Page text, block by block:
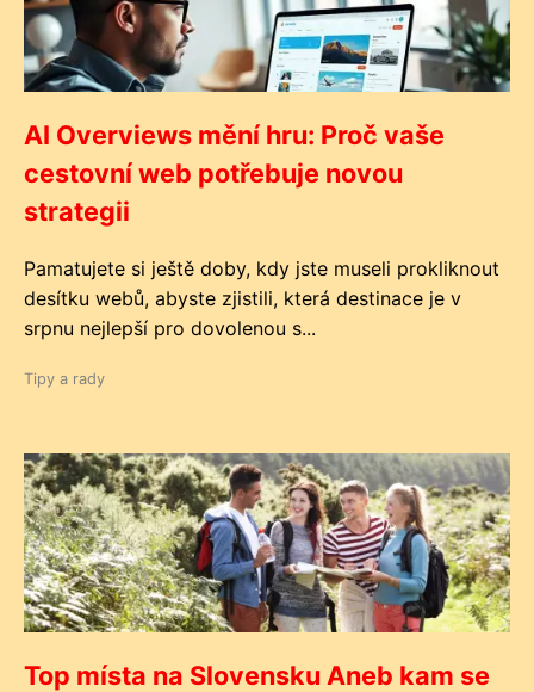
AI Overviews mění hru: Proč vaše
cestovní web potřebuje novou
strategii
Pamatujete si ještě doby, kdy jste museli prokliknout
desítku webů, abyste zjistili, která destinace je v
srpnu nejlepší pro dovolenou s...
Tipy a rady
Top místa na Slovensku Aneb kam se